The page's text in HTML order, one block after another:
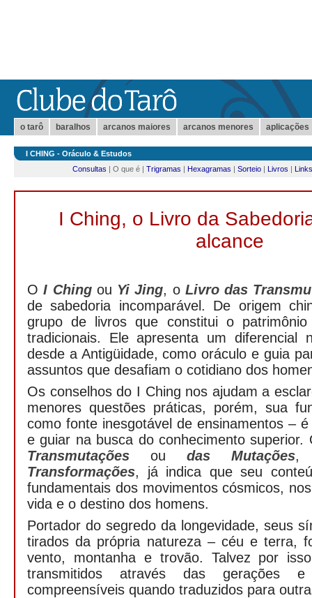
o tarô baralhos arcanos maiores arcanos menores aplicações
I CHING - Oráculo & Estudos
Consultas | O que é | Trigramas | Hexagramas | Sorteio| Livros |
I Ching, o Livro da
alcance
OI Chingou Yi Jing, o Livro das
de sabedoria incomparável. De origem
grupo de livros que constitui o patrimônio
tradicionais. Ele apresenta um diferencial
desde a Antigüidade, como oráculo e guia
assuntos que desafiam o cotidiano dos
Os conselhos do I Ching nos ajudam a
menores questões práticas, porém, sua
como fonte inesgotável de ensinamentos –
e guiar na busca do conhecimento
Transmutações ou das Mutações,
Transformações, já indica que seu
fundamentais dos movimentos cósmicos,
vida e o destino dos homens.
Portador do segredo da longevidade, seus
tirados da própria natureza – céu e terra,
vento, montanha e trovão. Talvez por
transmitidos através das gerações
compreensíveis quando traduzidos para